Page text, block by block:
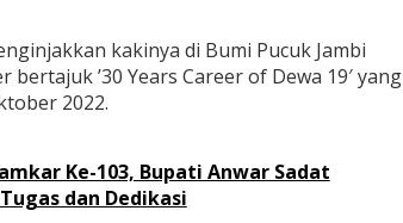
kakinya di Bumi Pucuk Jambi
’30 Years Career of Dewa 19′ yang
2022.
Ke-103, Bupati Anwar Sadat
dan Dedikasi